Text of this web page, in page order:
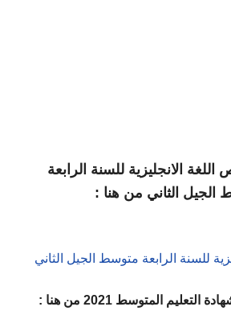
الانجليزية للسنة الرابعة
الجيل الثاني من هنا :
للسنة الرابعة متوسط الجيل الثاني
التعليم المتوسط 2021 من هنا :